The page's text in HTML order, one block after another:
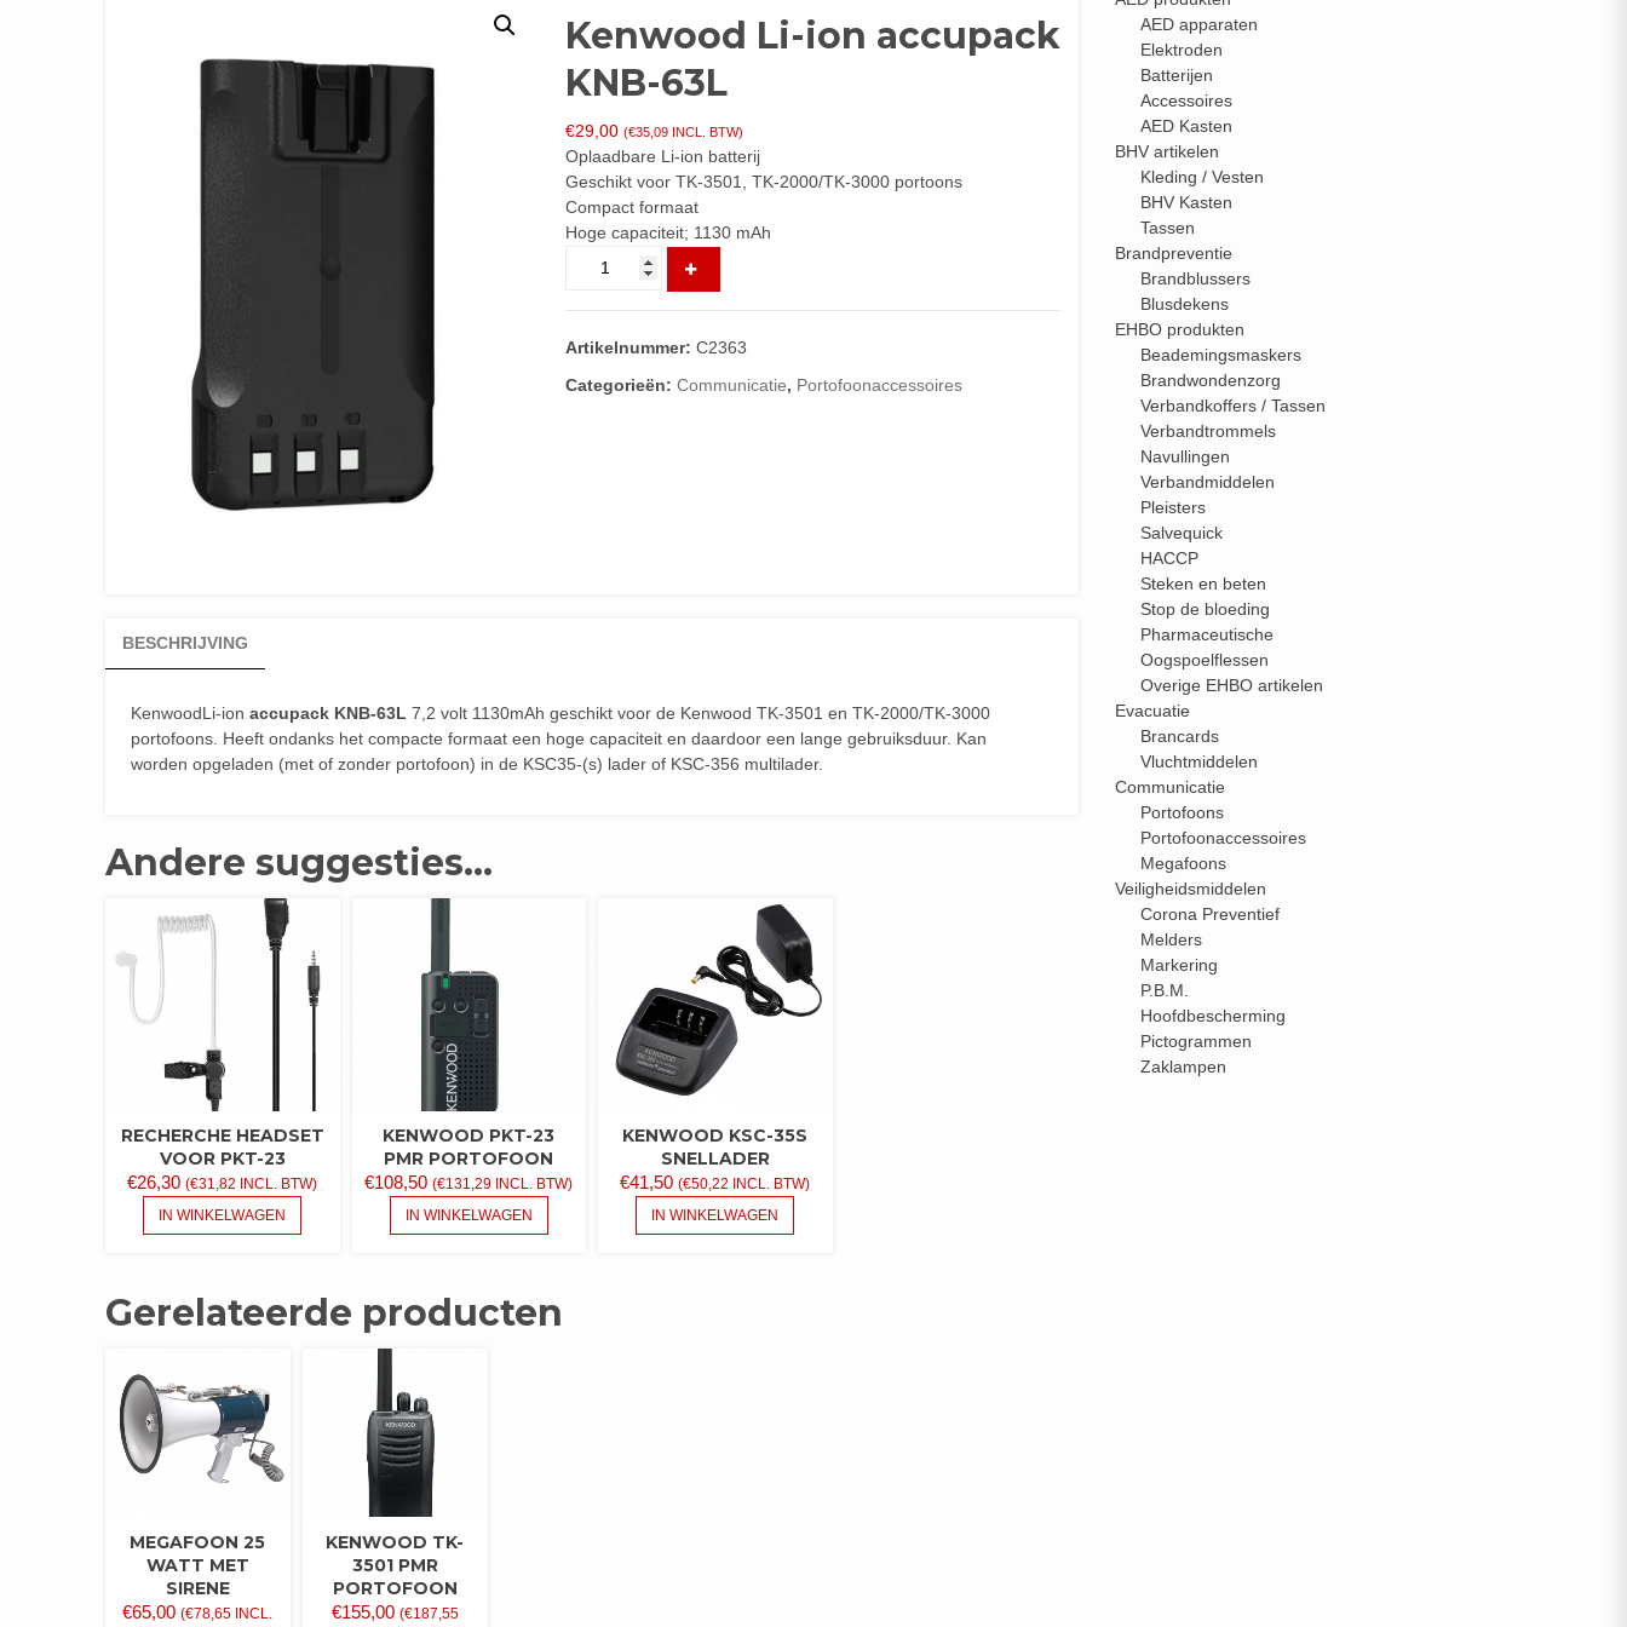
Kenwood Li-ion accupack
KNB-63L
€29,00 (€35,09INCL. BTW)
Oplaadbare Li-ion batterij
Geschikt voor TK-3501, TK-2000/TK-3000 portoons
Compact formaat
Hoge capaciteit; 1130 mAh
ion
KNB-
63L
Artikelnummer: C2363
Categorieën: Communicatie, Portofoonaccessoires
BESCHRIJVING
KenwoodLi-ion accupack KNB-63L 7,2 volt 1130mAh geschikt voor de Kenwood TK-3501 en TK-2000/TK-3000
portofoons. Heeft ondanks het compacte formaat een hoge capaciteit en daardoor een lange gebruiksduur. Kan
worden opgeladen (met of zonder portofoon) in de KSC35-(s) lader of KSC-356 multilader.
Andere suggesties…
RECHERCHE HEADSET
VOOR PKT-23
€26,30 (€31,82 INCL. BTW)
IN WINKELWAGEN
KENWOOD PKT-23
PMR PORTOFOON
€108,50 (€131,29 INCL. BTW)
IN WINKELWAGEN
KENWOOD KSC-35S
SNELLADER
€41,50 (€50,22 INCL. BTW)
IN WINKELWAGEN
Gerelateerde producten
MEGAFOON 25
WATT MET
SIRENE
€65,00 (€78,65 INCL.
KENWOOD TK-
3501 PMR
PORTOFOON
€155,00 (€187,55
AED apparaten
Elektroden
Batterijen
Accessoires
AED Kasten
BHV artikelen
Kleding / Vesten
BHV Kasten
Tassen
Brandpreventie
Brandblussers
Blusdekens
EHBO produkten
Beademingsmaskers
Brandwondenzorg
Verbandkoffers / Tassen
Verbandtrommels
Navullingen
Verbandmiddelen
Pleisters
Salvequick
HACCP
Steken en beten
Stop de bloeding
Pharmaceutische
Oogspoelflessen
Overige EHBO artikelen
Evacuatie
Brancards
Vluchtmiddelen
Communicatie
Portofoons
Portofoonaccessoires
Megafoons
Veiligheidsmiddelen
Corona Preventief
Melders
Markering
P.B.M.
Hoofdbescherming
Pictogrammen
Zaklampen